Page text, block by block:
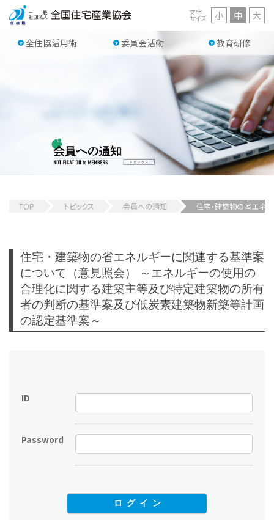
全住協活用術 委員会活動 教育研修
文字
サイズ 小 中 大
TOP トピックス 会員への通知 住宅・建築物の省エネ
住宅・建築物の省エネルギーに関連する基準案
について（意見照会）
～エネルギーの使用の
合理化に関する建築主等及び特定建築物の所有
者の判断の基準案及び低炭素建築物新築等計画
の認定基準案～
ID
Password